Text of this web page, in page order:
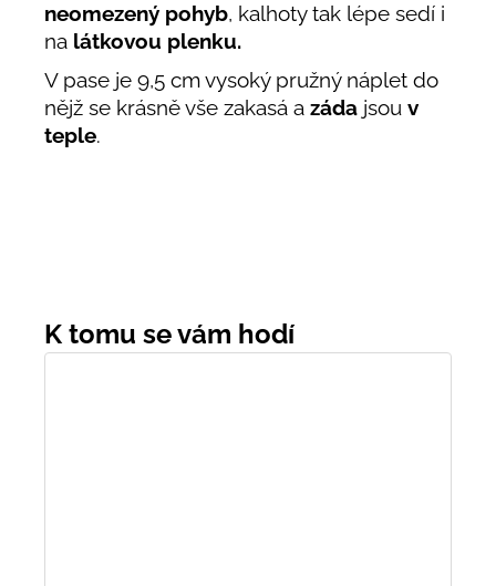
neomezený pohyb, kalhoty tak lépe sedí i
na látkovou plenku.
V pase je 9,5 cm vysoký pružný náplet do
nějž se krásně vše zakasá a záda jsou v
teple.